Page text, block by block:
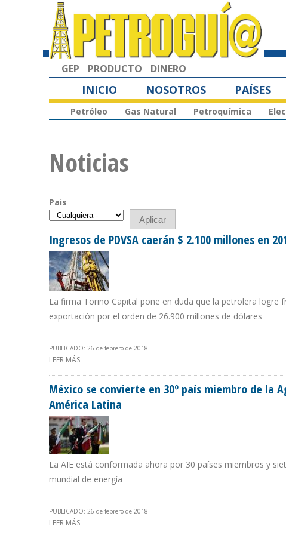
GEP PRODUCTO DINERO
INICIO NOSOTROS PAÍSES
Petróleo Gas Natural Petroquímica
Noticias
Pais
Ingresos de PDVSA caerán $ 2.100 millones en
La firma Torino Capital pone en duda que la petrolera
exportación por el orden de 26.900 millones de dólares
PUBLICADO: 26 de febrero de 2018
LEER MÁS
México se convierte en 30º país miembro de la
América Latina
La AIE está conformada ahora por 30 países miembros y
mundial de energía
PUBLICADO: 26 de febrero de 2018
LEER MÁS